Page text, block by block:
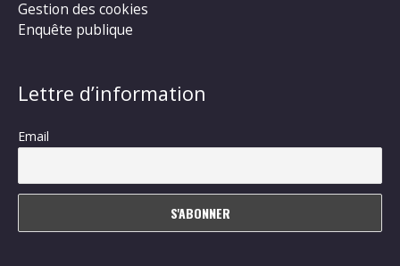
Gestion des cookies
Enquête publique
Lettre d’information
Email